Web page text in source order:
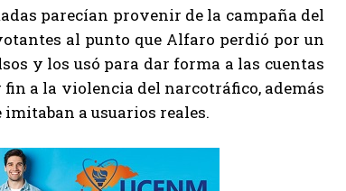
parecían provenir de la campaña del
al punto que Alfaro perdió por un
y los usó para dar forma a las cuentas
a la violencia del narcotráfico, además
a usuarios reales.